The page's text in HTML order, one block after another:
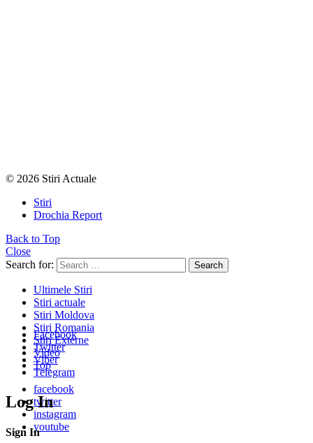
© 2026 Stiri Actuale
Stiri
Drochia Report
Back to Top
Close
Search for:
Search
Ultimele Stiri
Stiri actuale
Stiri Moldova
Stiri Romania
Stiri Externe
Video
Top
facebook
twitter
instagram
youtube
Facebook
Twitter
Viber
Telegram
Log In
Sign In